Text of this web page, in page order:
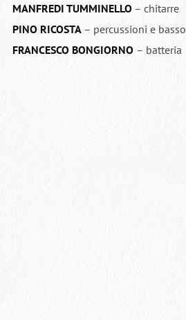
MANFREDI TUMMINELLO – chitarre
PINO RICOSTA – percussioni e basso
FRANCESCO BONGIORNO – batteria